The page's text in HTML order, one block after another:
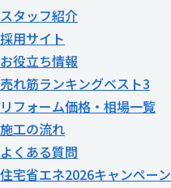
スタッフ紹介
採用サイト
お役立ち情報
売れ筋ランキングベスト3
リフォーム価格・相場一覧
施工の流れ
よくある質問
住宅省エネ2026キャンペーン